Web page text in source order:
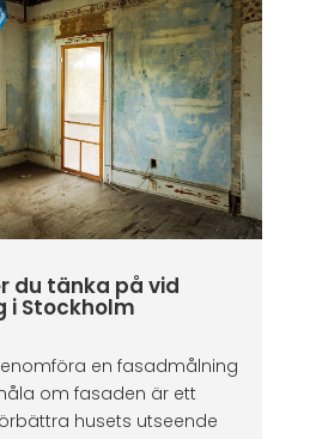
du tänka på vid
i Stockholm
en fasadmålning
om fasaden är ett
husets utseende